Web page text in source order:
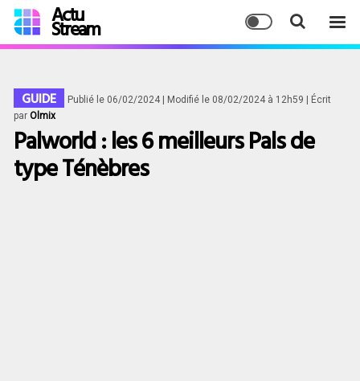
Actu
Stream
GUIDE Publié le 06/02/2024 | Modifié le 08/02/2024 à 12h59 | Écrit
par Olmix
Palworld : les 6 meilleurs Pals de
type Ténèbres